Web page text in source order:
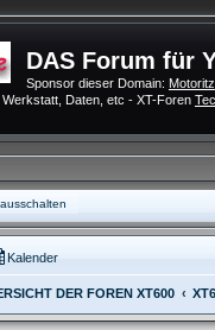
DAS Forum für
Sponsor dieser Domain: Motoritz
Daten, etc - XT-Foren
Kalender
DER FOREN XT600